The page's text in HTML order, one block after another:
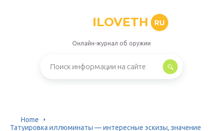
ILOVETH RU
Онлайн-журнал об оружии
Home
Татуировка иллюминаты — интересные эскизы, значение